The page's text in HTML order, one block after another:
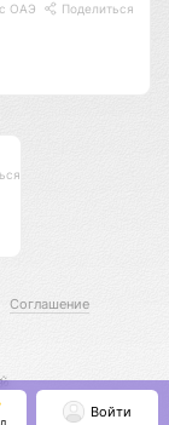
ОАЭ Поделиться
Соглашение
Войти